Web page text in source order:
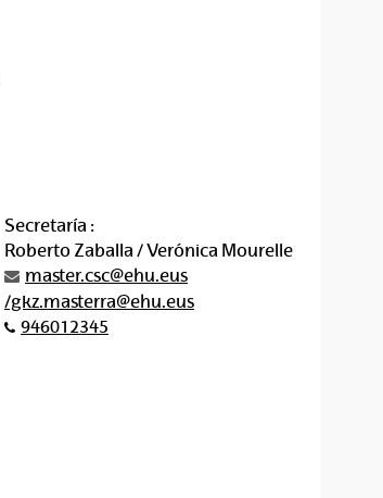
Secretaría :
Roberto Zaballa / Verónica Mourelle
master.csc@ehu.eus
/gkz.masterra@ehu.eus
946012345